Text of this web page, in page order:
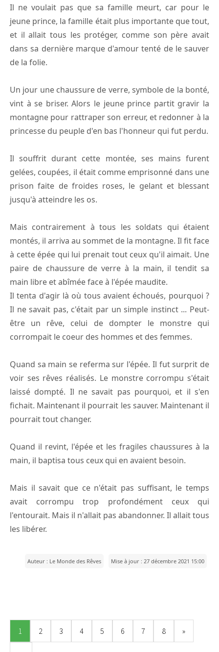
Il ne voulait pas que sa famille meurt, car pour le
jeune prince, la famille était plus importante que tout,
et il allait tous les protéger, comme son père avait
dans sa dernière marque d'amour tenté de le sauver
de la folie.
Un jour une chaussure de verre, symbole de la bonté,
vint à se briser. Alors le jeune prince partit gravir la
montagne pour rattraper son erreur, et redonner à la
princesse du peuple d'en bas l'honneur qui fut perdu.
Il souffrit durant cette montée, ses mains furent
gelées, coupées, il était comme emprisonné dans une
prison faite de froides roses, le gelant et blessant
jusqu'à atteindre les os.
Mais contrairement à tous les soldats qui étaient
montés, il arriva au sommet de la montagne. Il fit face
à cette épée qui lui prenait tout ceux qu'il aimait. Une
paire de chaussure de verre à la main, il tendit sa
main libre et abîmée face à l'épée maudite.
Il tenta d'agir là où tous avaient échoués, pourquoi ?
Il ne savait pas, c'était par un simple instinct ... Peut-
être un rêve, celui de dompter le monstre qui
corrompait le coeur des hommes et des femmes.
Quand sa main se referma sur l'épée. Il fut surprit de
voir ses rêves réalisés. Le monstre corrompu s'était
laissé dompté. Il ne savait pas pourquoi, et il s'en
fichait. Maintenant il pourrait les sauver. Maintenant il
pourrait tout changer.
Quand il revint, l'épée et les fragiles chaussures à la
main, il baptisa tous ceux qui en avaient besoin.
Mais il savait que ce n'était pas suffisant, le temps
avait corrompu trop profondément ceux qui
l'entourait. Mais il n'allait pas abandonner. Il allait tous
les libérer.
Mise à jour : 27 décembre 2021 15:00
Auteur : Le Monde des Rêves
1 2 3 4 5 6 7 8 »